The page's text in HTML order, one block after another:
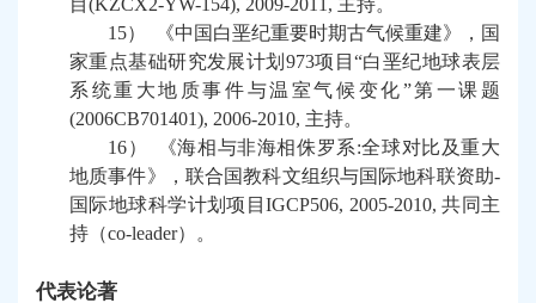
15）
《中国白垩纪重要时期古气候重建》，国
家重点基础研究发展计划 973项目“白垩纪地球表层
系统重大地质事件与温室气候变化”第一课题
(2006CB701401), 2006-2010, 主持。
16）
《海相与非海相侏罗系:全球对比及重大
地质事件》，联合国教科文组织与国际地科联资助-
国际地球科学计划项目IGCP506, 2005-2010,共同主
持（co-leader） 。
代表论著